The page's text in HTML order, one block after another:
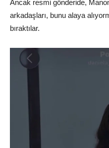
Ancak resmi gönderide,
arkadaşları, bunu alaya
bıraktılar.